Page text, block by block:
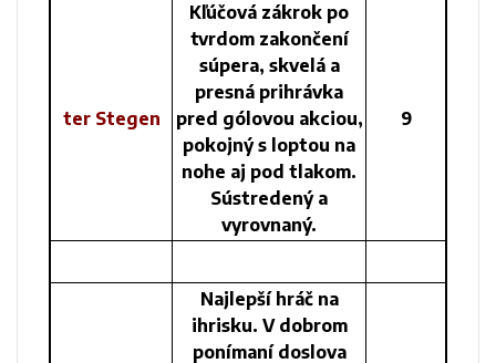
ter Stegen
Kľúčová zákrok po
tvrdom zakončení
súpera, skvelá a
presná prihrávka
pred gólovou akciou,
pokojný s loptou na
nohe aj pod tlakom.
Sústredený a
vyrovnaný.
9
Najlepší hráč na
ihrisku. V dobrom
ponímaní doslova